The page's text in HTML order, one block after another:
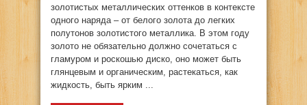
золотистых металлических оттенков в контексте
одного наряда – от белого золота до легких
полутонов золотистого металлика. В этом году
золото не обязательно должно сочетаться с
гламуром и роскошью диско, оно может быть
глянцевым и органическим, растекаться, как
жидкость, быть ярким ...